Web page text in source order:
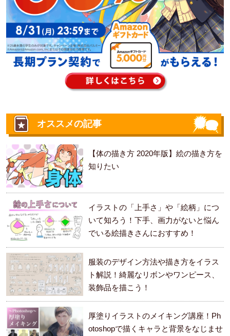
オススメの記事
【体の描き方 2020年版】絵の描き方を
知りたい
イラストの「上手さ」や「絵柄」につ
いて知ろう！下手、画力がないと悩ん
でいる絵描きさんにおすすめ！
服装のデザイン方法や描き方をイラス
ト解説！綺麗なリボンやワンピース、
装飾品を描こう！
厚塗りイラストのメイキング講座！Ph
otoshopで描くキャラと背景をなじませ